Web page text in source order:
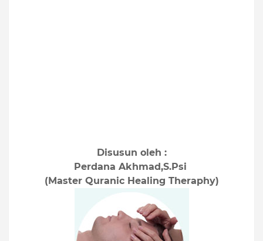
Disusun oleh :
Perdana Akhmad,S.Psi
(Master Quranic Healing Theraphy)